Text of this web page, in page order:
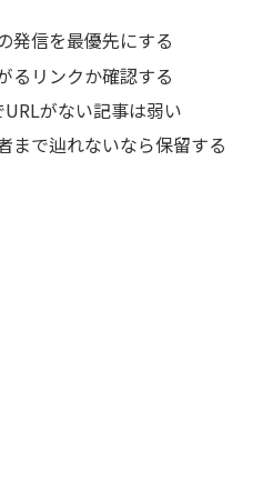
発信を最優先にする
るリンクか確認する
URLがない記事は弱い
まで辿れないなら保留する